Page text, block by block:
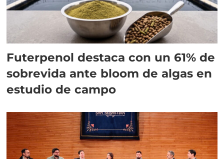
Futerpenol destaca con un 61% de
sobrevida ante bloom de algas en
estudio de campo